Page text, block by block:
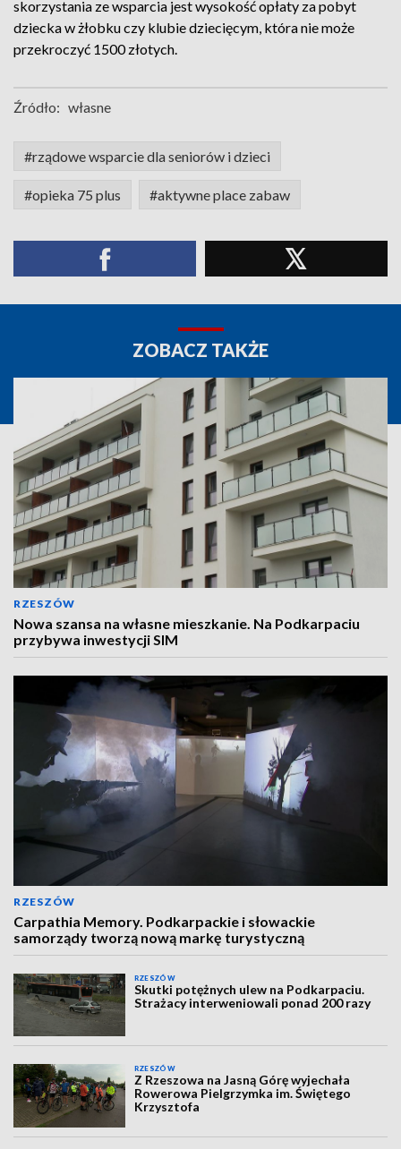
skorzystania ze wsparcia jest wysokość opłaty za pobyt
dziecka w żłobku czy klubie dziecięcym, która nie może
przekroczyć 1500 złotych.
Źródło: własne
#rządowe wsparcie dla seniorów i dzieci
#opieka 75 plus #aktywne place zabaw
ZOBACZ TAKŻE
RZESZÓW
Nowa szansa na własne mieszkanie. Na Podkarpaciu
przybywa inwestycji SIM
RZESZÓW
Carpathia Memory. Podkarpackie i słowackie
samorządy tworzą nową markę turystyczną
RZESZÓW
Skutki potężnych ulew na Podkarpaciu.
Strażacy interweniowali ponad 200 razy
RZESZÓW
Z Rzeszowa na Jasną Górę wyjechała
Rowerowa Pielgrzymka im. Świętego
Krzysztofa